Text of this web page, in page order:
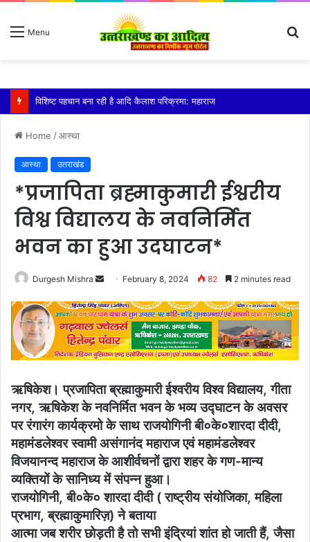
Menu
तेज बारिश से धर्मनगरी हरिद्वार हुई पानी-पानी
Home /आस्था
आस्था उतराखंड
*प्रजापिता ब्रह्माकुमारी ईश्वरीय
विश्व विद्यालय के नवनिर्मित
भवन का हुआ उदघाटन*
Durgesh Mishra
Send
email
February 8, 2024 82 2 minutes read
ऋषिकेश। प्रजापिता ब्रह्माकुमारी ईश्वरीय विश्व विद्यालय, गीता
नगर, ऋषिकेश के नवनिर्मित भवन के भव्य उद्घाटन के अवसर
पर रंगारंग कार्यक्रमो के साथ राजयोगिनी बी०के०शारदा दीदी,
महामंडलेश्वर स्वामी असंगानंद महाराज एवं महामंडलेश्वर
विजयानन्द महाराज के आशीर्वचनों द्वारा शहर के गण-मान्य
व्यक्तियों के सानिध्य में संपन्न हुआ।
राजयोगिनी, बी०के० शारदा दीदी ( राष्ट्रीय संयोजिका, महिला
प्रभाग, ब्रह्माकुमारिज़) ने बताया
आत्मा जब शरीर छोड़ती है तो सभी इंद्रियां शांत हो जाती हैं, जैसा